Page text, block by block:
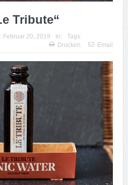
Tribute“
Februar 20, 2019 In:
Tags:
Drucken
Email